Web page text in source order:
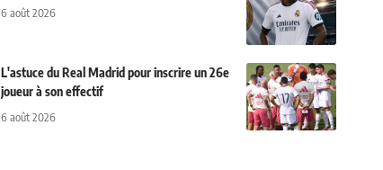
6 août 2026
L'astuce du Real Madrid pour inscrire un 26e
joueur à son effectif
6 août 2026